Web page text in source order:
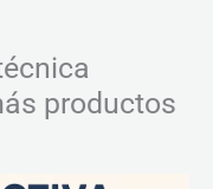
productos